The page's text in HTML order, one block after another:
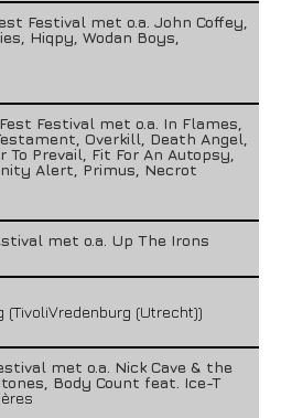
Festival met o.a. John Coffey,
Hiqpy, Wodan Boys,
Festival met o.a. In Flames,
Overkill, Death Angel,
To Prevail, Fit For An Autopsy,
Alert, Primus, Necrot
met o.a. Up The Irons
(TivoliVredenburg (Utrecht))
met o.a. Nick Cave & the
Body Count feat. Ice-T